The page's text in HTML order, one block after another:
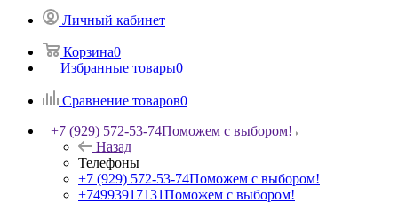
Личный кабинет
Корзина0
Избранные товары0
Сравнение товаров0
+7 (929) 572-53-74Поможем с выбором!
Назад
Телефоны
+7 (929) 572-53-74Поможем с выбором!
+74993917131Поможем с выбором!